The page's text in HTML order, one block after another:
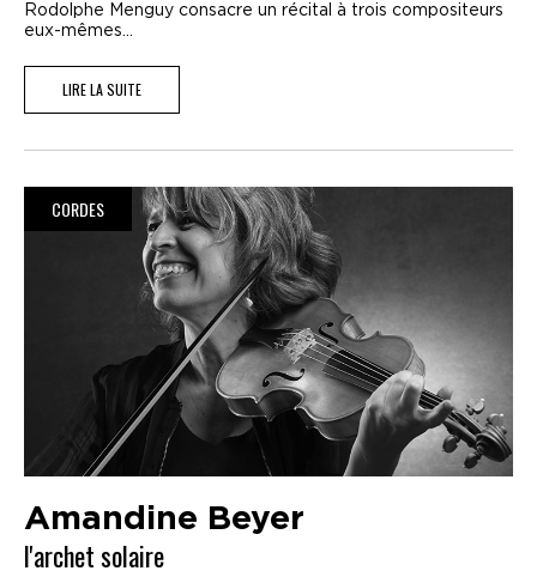
Rodolphe Menguy consacre un récital à trois compositeurs
eux-mêmes...
LIRE LA SUITE
CORDES
Amandine Beyer
l'archet solaire